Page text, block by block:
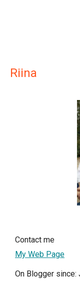
Riina
Contact me
My Web Page
On Blogger since: